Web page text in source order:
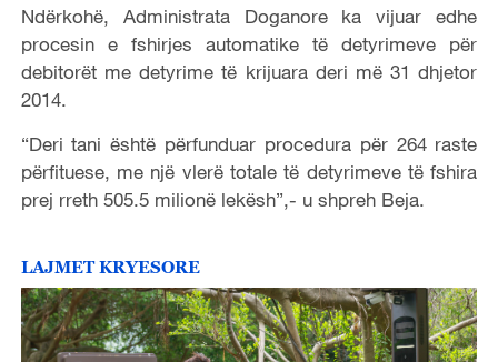
Ndërkohë, Administrata Doganore ka vijuar edhe
procesin e fshirjes automatike të detyrimeve për
debitorët me detyrime të krijuara deri më 31 dhjetor
2014.
“Deri tani është përfunduar procedura për 264 raste
përfituese, me një vlerë totale të detyrimeve të fshira
prej rreth 505.5 milionë lekësh”,- u shpreh Beja.
LAJMET KRYESORE